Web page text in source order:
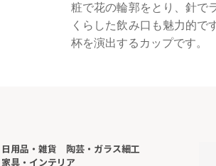
粧で花の輪郭をとり、針で
くらした飲み口も魅力的で
杯を演出するカップです。
日用品・雑貨
陶芸・ガラス細工
家具・インテリア